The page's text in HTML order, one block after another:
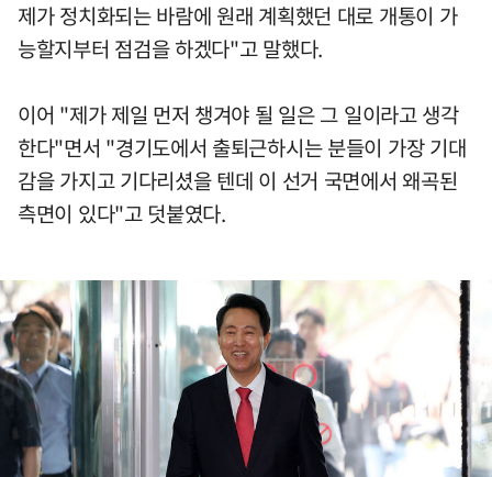
제가 정치화되는 바람에 원래 계획했던 대로 개통이 가
능할지부터 점검을 하겠다"고 말했다.
이어 "제가 제일 먼저 챙겨야 될 일은 그 일이라고 생각
한다"면서 "경기도에서 출퇴근하시는 분들이 가장 기대
감을 가지고 기다리셨을 텐데 이 선거 국면에서 왜곡된
측면이 있다"고 덧붙였다.